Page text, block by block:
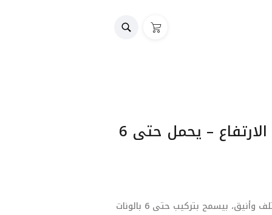
ستاند بالونات متعدد الارتفاع – يحمل حتى 6
ستاند بالونات بلاستيك بتصميم مختلف وأنيق، بيسمح بتركيب حتى 6 بالونات